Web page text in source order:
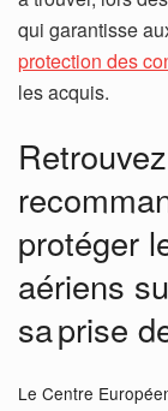
qui garantisse
protection des
les acquis.
protéger
aériens
sa prise
Le Centre